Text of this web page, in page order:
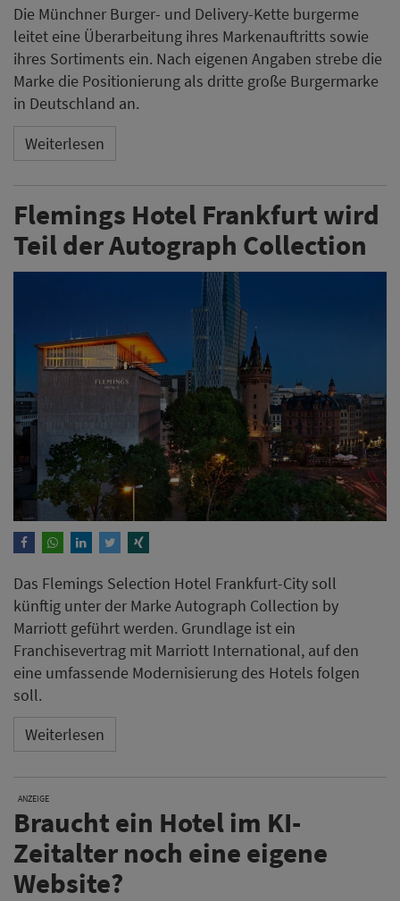
Die Münchner Burger- und Delivery-Kette burgerme
leitet eine Überarbeitung ihres Markenauftritts sowie
ihres Sortiments ein. Nach eigenen Angaben strebe die
Marke die Positionierung als dritte große Burgermarke
in Deutschland an.
Weiterlesen
Flemings Hotel Frankfurt wird
Teil der Autograph Collection
Das Flemings Selection Hotel Frankfurt-City soll
künftig unter der Marke Autograph Collection by
Marriott geführt werden. Grundlage ist ein
Franchisevertrag mit Marriott International, auf den
eine umfassende Modernisierung des Hotels folgen
soll.
Weiterlesen
ANZEIGE
Braucht ein Hotel im KI-
Zeitalter noch eine eigene
Website?